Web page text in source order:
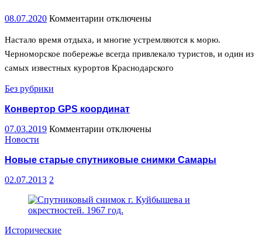
08.07.2020 Комментарии к
Туристическая
познавательным
отключены
Настало время отдыха, и многие устремляются к морю.
Черноморское побережье всегда привлекало туристов, и один из
самых известных курортов Краснодарского
Без рубрики
Конвертор GPS координат
07.03.2019 Комментарии к
GPS
отключены
Новости
Новые старые спутниковые снимки Самары
02.07.2013 2
Исторические